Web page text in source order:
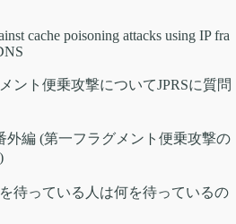
cache poisoning attacks using IP fra
ント便乗攻撃についてJPRSに質問
外編 (第一フラグメント便乗攻撃の
待っている人は何を待っているの